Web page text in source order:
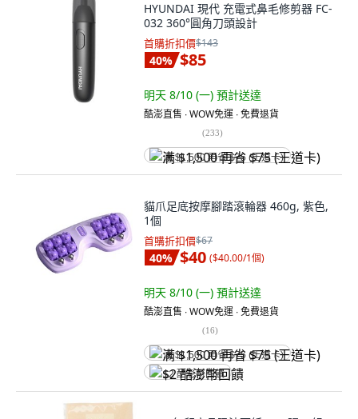
HYUNDAI 現代 充電式鼻毛修剪器 FC-
032 360°圓角刀頭設計
首購折扣價$143
40% $85
明天 8/10 (一) 預計送達
酷澎直售 ∙ WOW免運 ∙ 免費退貨
(233)
满 $1,500 再省 $75 (王道卡)
貓爪足底按摩腳踏滾輪器 460g, 紫色,
1個
首購折扣價$67
40% $40 ($40.00/1個)
明天 8/10 (一) 預計送達
酷澎直售 ∙ WOW免運 ∙ 免費退貨
(16)
满 $1,500 再省 $75 (王道卡)
$2 酷澎幣回饋